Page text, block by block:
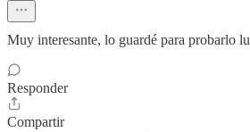
Muy interesante, lo guardé para probarlo
Responder
Compartir